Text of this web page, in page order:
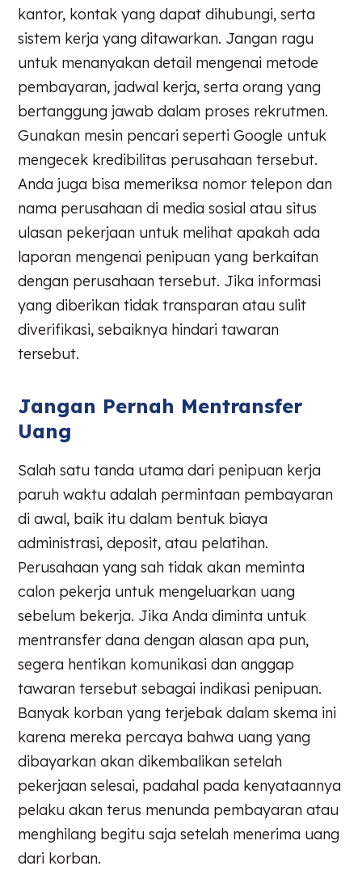
kantor, kontak yang dapat dihubungi, serta
sistem kerja yang ditawarkan. Jangan ragu
untuk menanyakan detail mengenai metode
pembayaran, jadwal kerja, serta orang yang
bertanggung jawab dalam proses rekrutmen.
Gunakan mesin pencari seperti Google untuk
mengecek kredibilitas perusahaan tersebut.
Anda juga bisa memeriksa nomor telepon dan
nama perusahaan di media sosial atau situs
ulasan pekerjaan untuk melihat apakah ada
laporan mengenai penipuan yang berkaitan
dengan perusahaan tersebut. Jika informasi
yang diberikan tidak transparan atau sulit
diverifikasi, sebaiknya hindari tawaran
tersebut.
Jangan Pernah Mentransfer
Uang
Salah satu tanda utama dari penipuan kerja
paruh waktu adalah permintaan pembayaran
di awal, baik itu dalam bentuk biaya
administrasi, deposit, atau pelatihan.
Perusahaan yang sah tidak akan meminta
calon pekerja untuk mengeluarkan uang
sebelum bekerja. Jika Anda diminta untuk
mentransfer dana dengan alasan apa pun,
segera hentikan komunikasi dan anggap
tawaran tersebut sebagai indikasi penipuan.
Banyak korban yang terjebak dalam skema ini
karena mereka percaya bahwa uang yang
dibayarkan akan dikembalikan setelah
pekerjaan selesai, padahal pada kenyataannya
pelaku akan terus menunda pembayaran atau
menghilang begitu saja setelah menerima uang
dari korban.